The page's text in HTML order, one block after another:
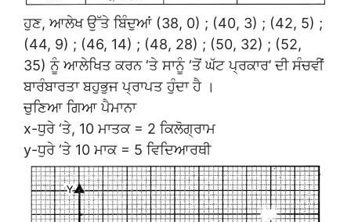
ਹੁਣ, ਆਲੇਖ ਉੱਤੇ ਬਿੰਦੁਆਂ (38, 0) ; (40, 3) ; (42, 5) ;
(44, 9) ; (46, 14) ; (48, 28) ; (50, 32) ; (52,
35) ਨੂੰ ਆਲੇਖਿਤ ਕਰਨ ‘ਤੇ ਸਾਨੂੰ ‘ਤੋਂ ਘੱਟ ਪ੍ਰਕਾਰ’ ਦੀ ਸੰਚਵੀਂ
ਬਾਰੰਬਾਰਤਾ ਬਹੁਭੁਜ ਪ੍ਰਾਪਤ ਹੁੰਦਾ ਹੈ ।
ਚੁਣਿਆ ਗਿਆ ਪੈਮਾਨਾ
x-ਧੁਰੇ ‘ਤੇ, 10 ਮਾਤਕ = 2 ਕਿਲੋਗ੍ਰਾਮ
y-ਧੁਰੇ ‘ਤੇ 10 ਮਾਕ = 5 ਵਿਦਿਆਰਥੀ